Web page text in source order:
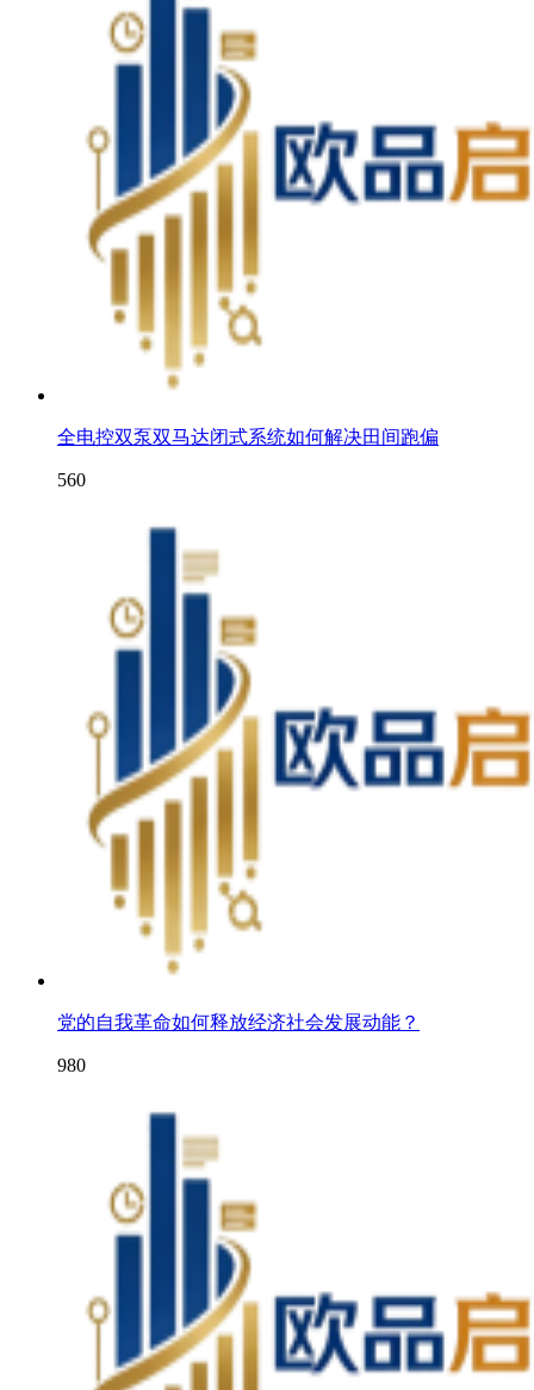
全电控双泵双马达闭式系统如何解决田间跑偏
560
党的自我革命如何释放经济社会发展动能？
980